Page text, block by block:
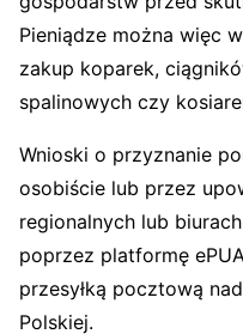
Pieniądze można więc
zakup koparek,
spalinowych czy
Wnioski o przyznanie
osobiście lub przez
regionalnych lub
poprzez platformę
przesyłką pocztową
Polskiej.